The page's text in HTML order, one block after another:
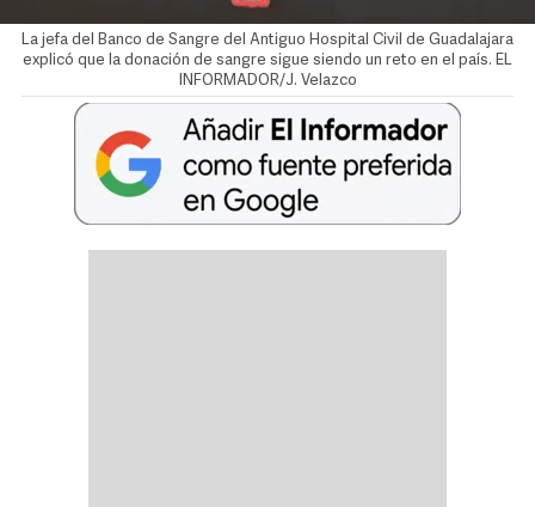
La jefa del Banco de Sangre del Antiguo Hospital Civil de Guadalajara
explicó que la donación de sangre sigue siendo un reto en el país. EL
INFORMADOR/J. Velazco